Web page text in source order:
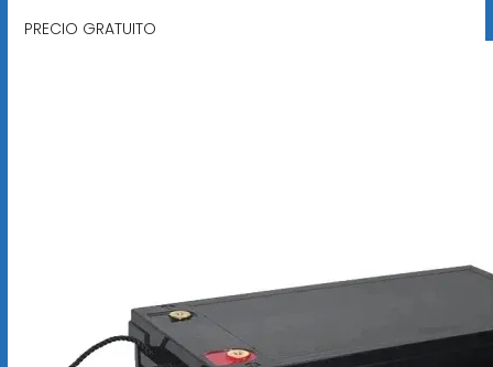
PRECIO GRATUITO